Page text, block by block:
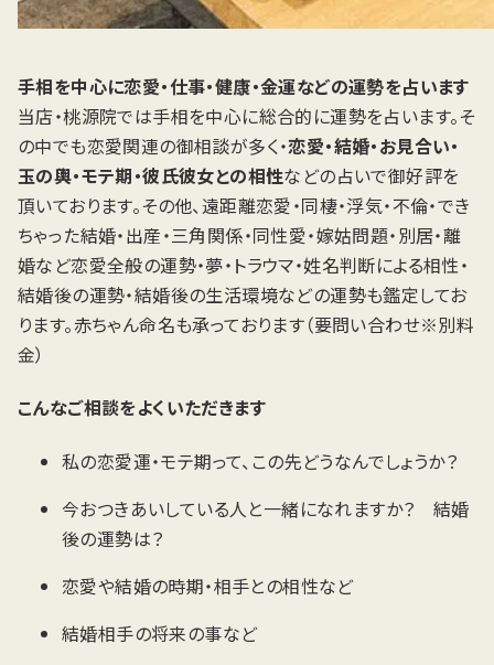
手相を中心に恋愛・仕事・健康・金運などの運勢を占います
当店・桃源院では手相を中心に総合的に運勢を占います。そ
の中でも恋愛関連の御相談が多く・恋愛・結婚・お見合い・
玉の輿・モテ期・彼氏彼女との相性などの占いで御好評を
頂いております。その他、遠距離恋愛・同棲・浮気・不倫・でき
ちゃった結婚・出産・三角関係・同性愛・嫁姑問題・別居・離
婚など恋愛全般の運勢・夢・トラウマ・姓名判断による相性・
結婚後の運勢・結婚後の生活環境などの運勢も鑑定してお
ります。赤ちゃん命名も承っております（要問い合わせ※別料
金）
こんなご相談をよくいただきます
私の恋愛運・モテ期って、この先どうなんでしょうか？
今おつきあいしている人と一緒になれますか？ 結婚
後の運勢は？
恋愛や結婚の時期・相手との相性など
結婚相手の将来の事など